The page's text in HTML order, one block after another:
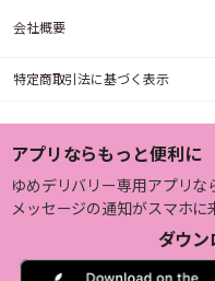
会社概要
特定商取引法に基づく表示
アプリならもっと便利に
ゆめデリバリー専用アプリな
メッセージの通知がスマホに
ダウン